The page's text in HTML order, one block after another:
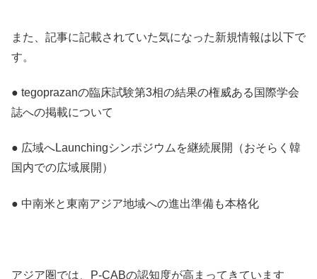
また、記事に記載されていた気になった新規情報は以下で
す。
● tegoprazanの臨床試験第3相の結果の権威ある国際学会
誌への掲載について
● 広域へLaunchingシンポジウムを継続展開（おそらく韓
国内での広域展開）
● 中南米と東南アジア地域への進出準備も本格化
アジア圏では、P-CABの認知度が高まってきています